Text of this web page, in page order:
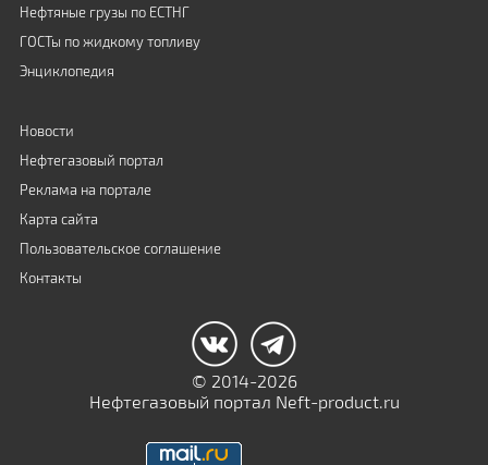
Нефтяные грузы по ЕСТНГ
ГОСТы по жидкому топливу
Энциклопедия
Новости
Нефтегазовый портал
Реклама на портале
Карта сайта
Пользовательское соглашение
Контакты
© 2014-2026
Нефтегазовый портал Neft-product.ru